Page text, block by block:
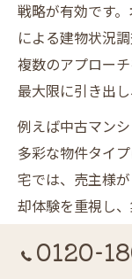
戦略が有効です
による建物状況
複数のアプロー
最大限に引き出
例えば中古マン
多彩な物件タイ
宅では、売主様
却体験を重視し
までトータルに
違いを実感した
0120-